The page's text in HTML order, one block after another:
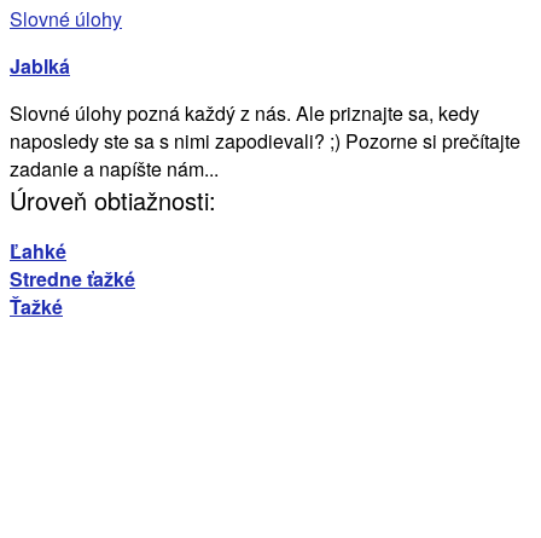
Slovné úlohy
Jablká
Slovné úlohy pozná každý z nás. Ale priznajte sa, kedy
naposledy ste sa s nimi zapodievali? ;) Pozorne si prečítajte
zadanie a napíšte nám...
Úroveň obtiažnosti:
Ľahké
Stredne ťažké
Ťažké